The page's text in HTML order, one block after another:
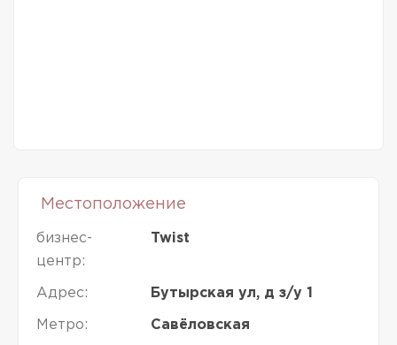
Местоположение
бизнес-
центр:
Twist
Адрес: Бутырская ул, д з/у 1
Метро: Савёловская